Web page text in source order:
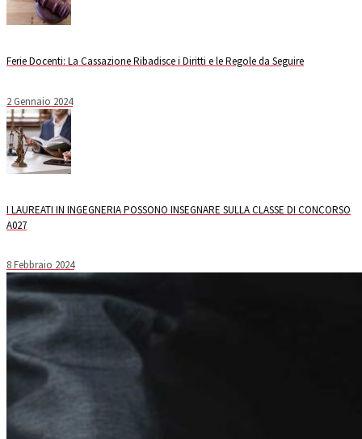
Ferie Docenti: La Cassazione Ribadisce i Diritti e le Regole da Seguire
2 Gennaio 2024
I LAUREATI IN INGEGNERIA POSSONO INSEGNARE SULLA CLASSE DI CONCORSO
A027
8 Febbraio 2024